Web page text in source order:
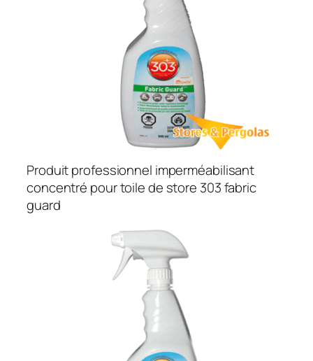
Produit professionnel imperméabilisant
concentré pour toile de store 303 fabric
guard